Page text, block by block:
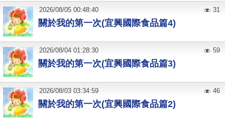
關於我的第一次(宜興國際食品篇4)
2026/08/05 00:48:40 31
關於我的第一次(宜興國際食品篇3)
2026/08/04 01:28:30 59
關於我的第一次(宜興國際食品篇2)
2026/08/03 03:34:59 46